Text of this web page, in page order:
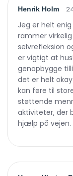
Henrik Holm
Jeg er helt
rammer
selvrefleksion
er vigtigt at
genopbygge
det er helt
kan føre til
støttende
aktiviteter, der
hjælp på vejen.